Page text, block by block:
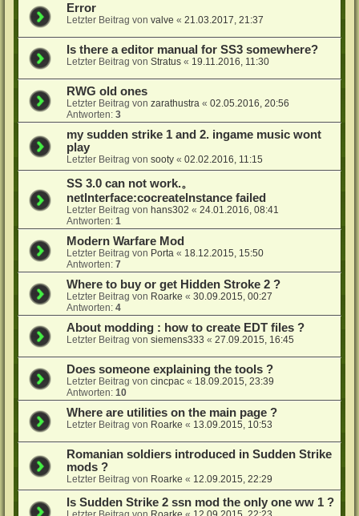
Error
Letzter Beitrag vonvalve «21.03.2017, 21:37
Is there a editor manual for SS3 somewhere?
Letzter Beitrag vonStratus « 19.11.2016, 11:30
RWG old ones
Letzter Beitrag vonzarathustra «02.05.2016, 20:56
Antworten:3
my sudden strike 1 and 2. ingame music wont
play
Letzter Beitrag vonsooty «02.02.2016, 11:15
SS 3.0 can not work.。
netlnterface:cocreatelnstance failed
Letzter Beitrag vonhans302 «24.01.2016, 08:41
Antworten:1
Modern Warfare Mod
Letzter Beitrag von Porta « 18.12.2015, 15:50
Antworten:7
Where to buy or get Hidden Stroke 2 ?
Letzter Beitrag von Roarke «30.09.2015, 00:27
Antworten:4
About modding : how to create EDT files ?
Letzter Beitrag vonsiemens333 «27.09.2015, 16:45
Does someone explaining the tools ?
Letzter Beitrag voncincpac « 18.09.2015, 23:39
Antworten:10
Where are utilities on the main page ?
Letzter Beitrag von Roarke « 13.09.2015, 10:53
Romanian soldiers introduced in Sudden Strike
mods ?
Letzter Beitrag von Roarke « 12.09.2015, 22:29
Is Sudden Strike 2 ssn mod the only one ww 1 ?